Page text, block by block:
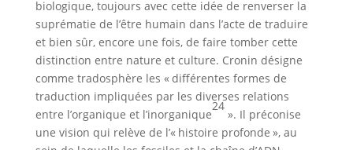
biologique, toujours avec cette idée de renverser la
suprématie de l’être humain dans l’acte de traduire
et bien sûr, encore une fois, de faire tomber cette
distinction entre nature et culture. Cronin désigne
comme tradosphère les « différentes formes de
traduction impliquées par les diverses relations
entre l’organique et l’inorganique
24
». Il préconise
une vision qui relève de l’« histoire profonde », au